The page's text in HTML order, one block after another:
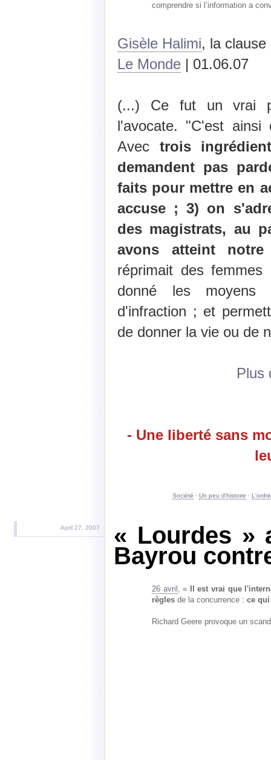
comprendre si l’information a
Gisèle Halimi, la
Le Monde | 01.06.07
(...) Ce fut un vrai
l'avocate. "C'est
Avec trois
demandent pas
faits pour mettre en
accuse ; 3) on
des magistrats, au
avons atteint
réprimait des
donné les
d'infraction ; et
de donner la vie ou de
Plus
- Une liberté sans
Société · Un peu d'histoire ·
April 27, 2007 « Lourdes »
Bayrou
26 avril , «
Il est vrai que
règles de la concurrence : ce
Richard Geere provoque un